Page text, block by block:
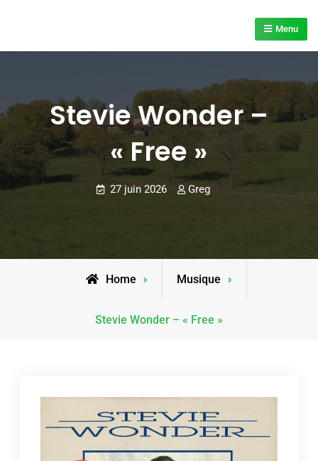
Menu
Stevie Wonder –
« Free »
27 juin 2026 Greg
Home Musique
Stevie Wonder – « Free »